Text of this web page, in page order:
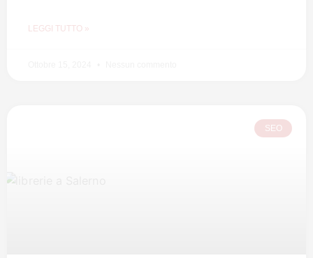
LEGGI TUTTO »
SEO